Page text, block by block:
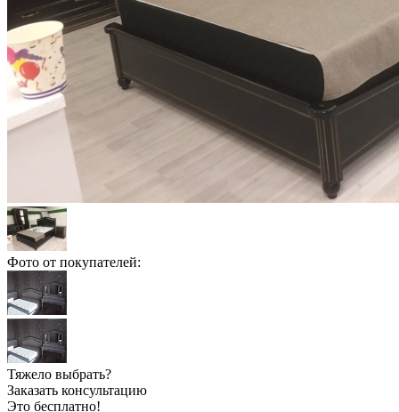
Фото от покупателей:
Тяжело выбрать?
Заказать консультацию
Это бесплатно!